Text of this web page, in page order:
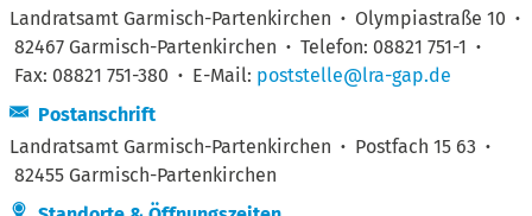
Landratsamt Garmisch-Partenkirchen · Olympiastraße 10 ·
82467 Garmisch-Partenkirchen · Telefon: 08821 751-1 ·
Fax: 08821 751-380 · E-Mail: poststelle@lra-gap.de
Postanschrift
Landratsamt Garmisch-Partenkirchen · Postfach 15 63 ·
82455 Garmisch-Partenkirchen